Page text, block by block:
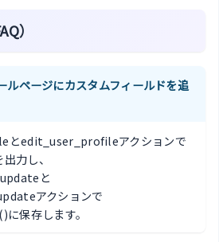
）
ルページにカスタムフィールドを追
とedit_user_profileアクションで
力し、
と
アクションで
保存します。